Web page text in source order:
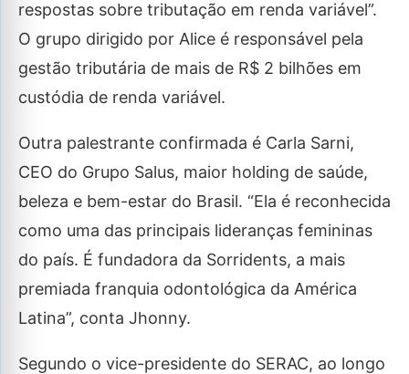
respostas sobre tributação em renda variável”.
O grupo dirigido por Alice é responsável pela
gestão tributária de mais de R$ 2 bilhões em
custódia de renda variável.
Outra palestrante confirmada é Carla Sarni,
CEO do Grupo Salus, maior holding de saúde,
beleza e bem-estar do Brasil. “Ela é reconhecida
como uma das principais lideranças femininas
do país. É fundadora da Sorridents, a mais
premiada franquia odontológica da América
Latina”, conta Jhonny.
Segundo o vice-presidente do SERAC, ao longo